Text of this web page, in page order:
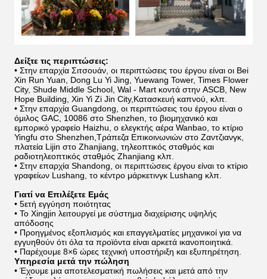
Δείξτε τις περιπτώσεις:
• Στην επαρχία Σιτσουάν, οι περιπτώσεις του έργου είναι οι Bei
Xin Run Yuan, Dong Lu Yi Jing, Yuewang Tower, Times Flower
City, Shude Middle School, Wal - Mart κοντά στην ASCB, New
Hope Building, Xin Yi Zi Jin City,Κατασκευή καπνού, κλπ.
• Στην επαρχία Guangdong, οι περιπτώσεις του έργου είναι ο
όμιλος GAC, 10086 στο Shenzhen, το βιομηχανικό και
εμπορικό γραφείο Haizhu, ο ελεγκτής αέρα Wanbao, το κτίριο
Yingfu στο Shenzhen,Τράπεζα Επικοινωνιών στο Ζαντζιανγκ,
πλατεία Lijin στο Zhanjiang, τηλεοπτικός σταθμός και
ραδιοτηλεοπτικός σταθμός Zhanjiang κλπ.
• Στην επαρχία Shandong, οι περιπτώσεις έργου είναι το κτίριο
γραφείων Lushang, το κέντρο μάρκετινγκ Lushang κλπ.
Γιατί να Επιλέξετε Εμάς
• 5ετή εγγύηση ποιότητας
• Το Xingjin λειτουργεί με σύστημα διαχείρισης υψηλής
απόδοσης
• Προηγμένος εξοπλισμός και επαγγελματίες μηχανικοί για να
εγγυηθούν ότι όλα τα προϊόντα είναι αρκετά ικανοποιητικά.
• Παρέχουμε 8×6 ώρες τεχνική υποστήριξη και εξυπηρέτηση.
Υπηρεσία μετά την πώληση
• Έχουμε μια αποτελεσματική πωλήσεις και μετά από την